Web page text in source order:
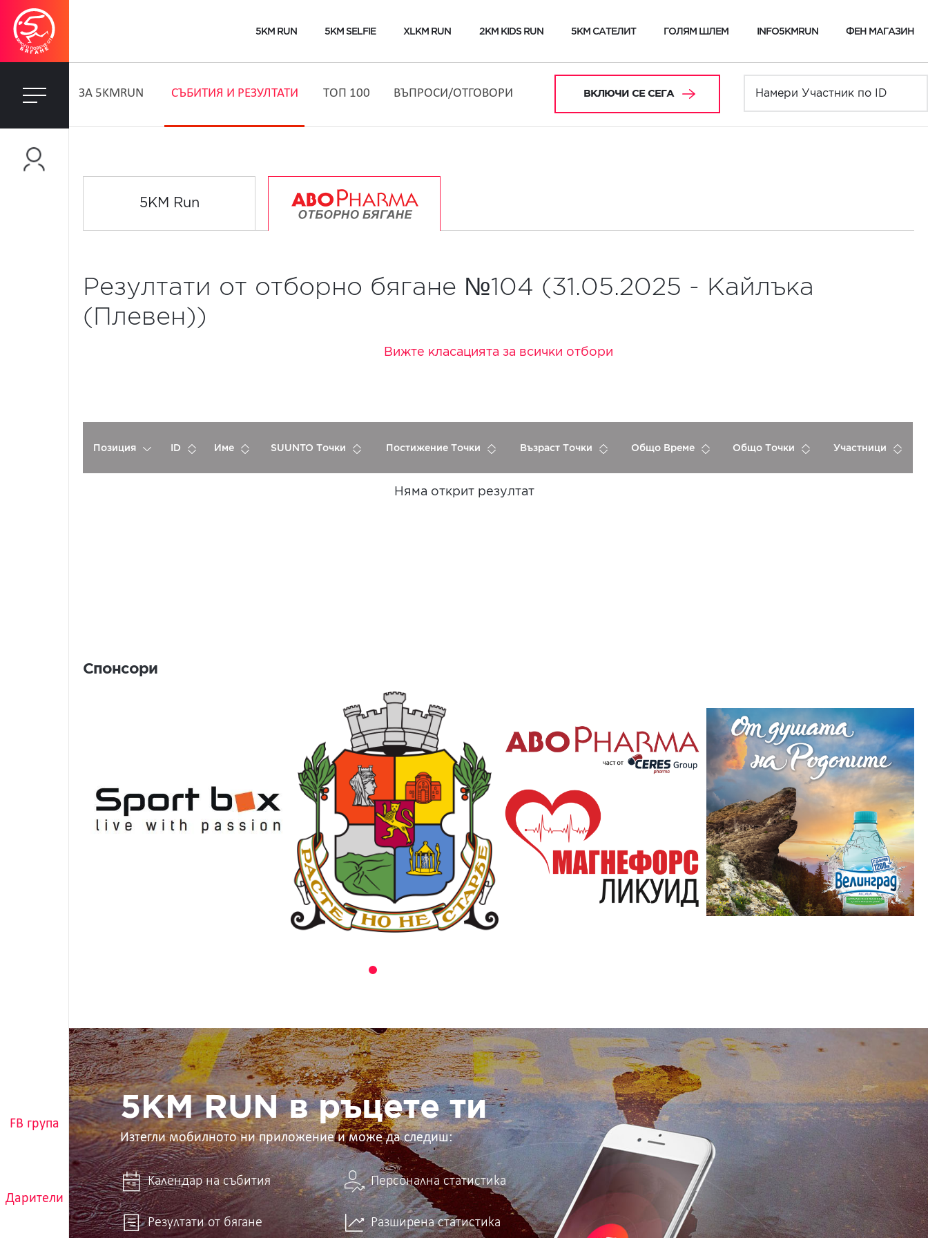
5KM RUN 5KM SELFIE XLKM RUN 2KM KIDS RUN 5KM САТЕЛИТ ГОЛЯМ ШЛЕМ INFO5KMRUN ФЕН МАГАЗИН
FB група
Дарители
ЗA 5KMRUN СЪБИТИЯ И РЕЗУЛТАТИ ТОП 100 ВЪПРОСИ/ОТГОВОРИ ВКЛЮЧИ СЕ СЕГА
5KM Run
Резултати от отборно бягане №104 (31.05.2025 - Кайлъка
(Плевен))
Вижте класацията за всички отбори
Позиция ID Име SUUNTO Точки Постижение Точки Възраст Точки Общо Време Общо Точки Участници
Няма открит резултат
Спонсори
5KM
RUN
в
ръцете
ти
5KM RUN в ръцете ти
Изтегли мобилното ни приложение и може да следиш:
Календар на събития Персонална статистика
Резултати от бягане Разширена статистика